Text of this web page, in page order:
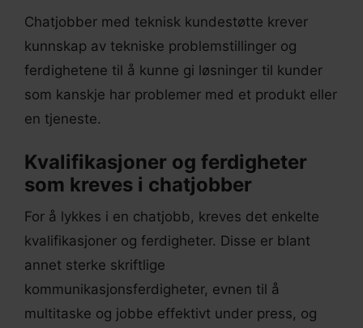
Chatjobber med teknisk kundestøtte krever
kunnskap av tekniske problemstillinger og
ferdighetene til å kunne gi løsninger til kunder
som kanskje har problemer med et produkt eller
en tjeneste.
Kvalifikasjoner og ferdigheter
som kreves i chatjobber
For å lykkes i en chatjobb, kreves det enkelte
kvalifikasjoner og ferdigheter. Disse er blant
annet sterke skriftlige
kommunikasjonsferdigheter, evnen til å
multitaske og jobbe effektivt under press, og